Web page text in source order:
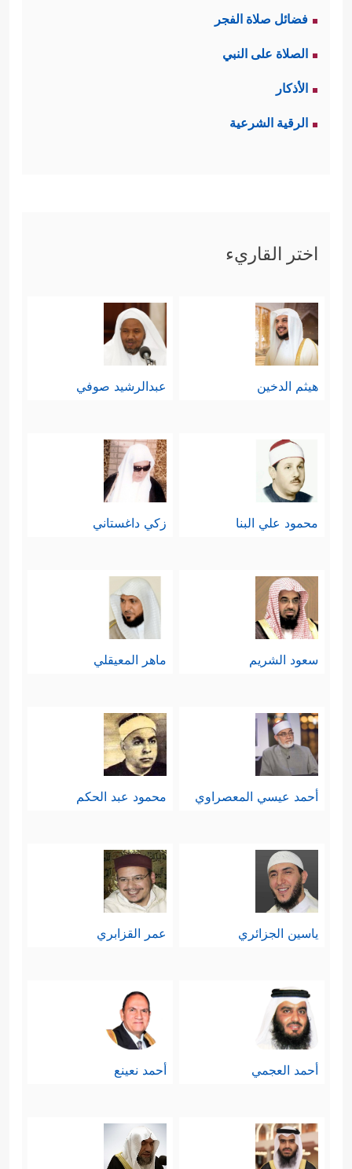
فضائل صلاة الفجر
الصلاة على النبي
الأذكار
الرقية الشرعية
اختر القاريء
هيثم الدخين عبدالرشيد صوفي
محمود علي البنا زكي داغستاني
سعود الشريم ماهر المعيقلي
أحمد عيسي المعصراوي محمود عبد الحكم
ياسين الجزائري عمر القزابري
أحمد العجمي أحمد نعينع